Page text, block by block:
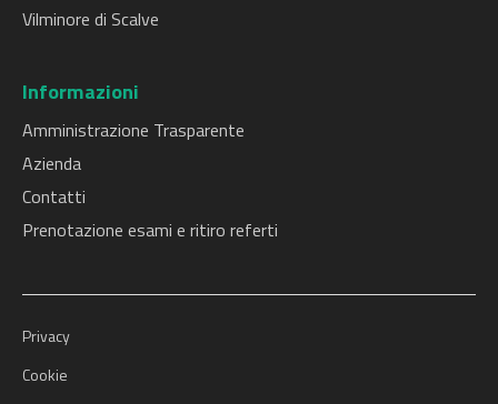
Vilminore di Scalve
Informazioni
Amministrazione Trasparente
Azienda
Contatti
Prenotazione esami e ritiro referti
Privacy
Cookie